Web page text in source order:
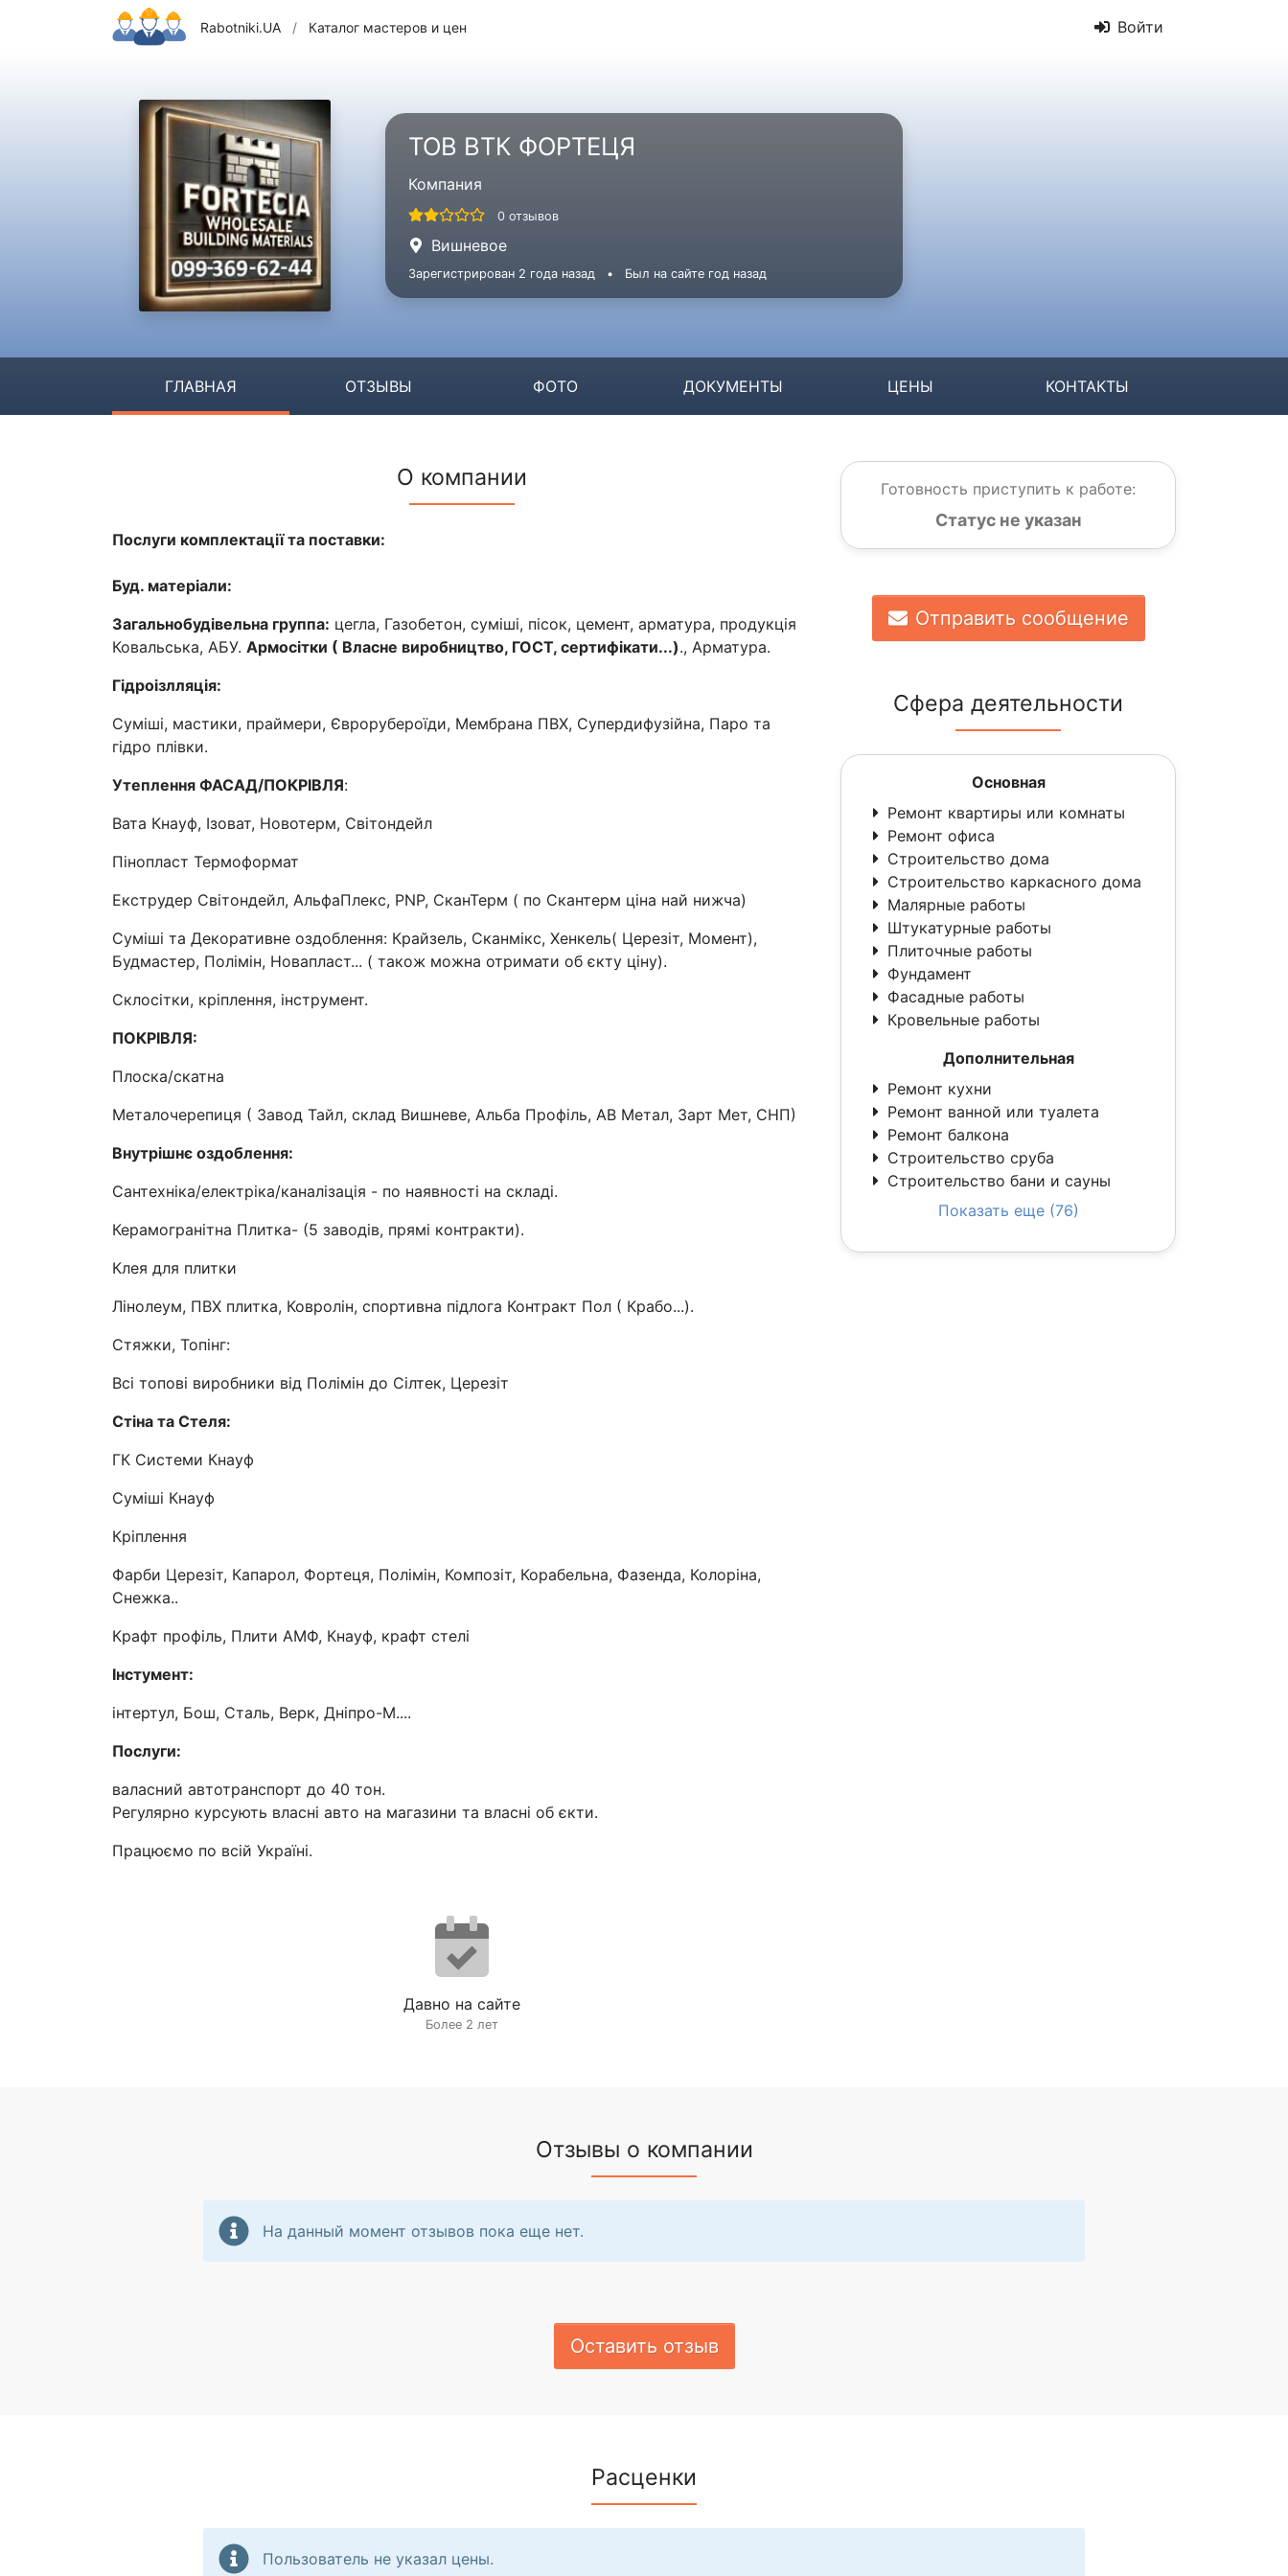
Rabotniki.UA / Каталог мастеров и цен Войти
ТОВ ВТК ФОРТЕЦЯ
Компания
0 отзывов
Вишневое
Зарегистрирован 2 года назад • Был на сайте год назад
ГЛАВНАЯ ОТЗЫВЫ ФОТО ДОКУМЕНТЫ ЦЕНЫ КОНТАКТЫ
О компании
Послуги комплектації та поставки:
Буд. матеріали:
Загальнобудівельна группа: цегла, Газобетон, суміші, пісок, цемент, арматура, продукція
Ковальська, АБУ. Армосітки ( Власне виробництво, ГОСТ, сертифікати...)., Арматура.
Гідроізлляція:
Суміші, мастики, праймери, Єврорубероїди, Мембрана ПВХ, Супердифузійна, Паро та
гідро плівки.
Утеплення ФАСАД/ПОКРІВЛЯ:
Вата Кнауф, Ізоват, Новотерм, Світондейл
Пінопласт Термоформат
Екструдер Світондейл, АльфаПлекс, PNP, СканТерм ( по Скантерм ціна най нижча)
Суміші та Декоративне оздоблення: Крайзель, Сканмікс, Хенкель( Церезіт, Момент),
Будмастер, Полімін, Новапласт... ( також можна отримати об єкту ціну).
Склосітки, кріплення, інструмент.
ПОКРІВЛЯ:
Плоска/скатна
Металочерепиця ( Завод Тайл, склад Вишневе, Альба Профіль, АВ Метал, Зарт Мет, СНП)
Внутрішнє оздоблення:
Сантехніка/електріка/каналізація - по наявності на складі.
Керамогранітна Плитка- (5 заводів, прямі контракти).
Клея для плитки
Лінолеум, ПВХ плитка, Ковролін, спортивна підлога Контракт Пол ( Крабо...).
Стяжки, Топінг:
Всі топові виробники від Полімін до Сілтек, Церезіт
Стіна та Стеля:
ГК Системи Кнауф
Суміші Кнауф
Кріплення
Фарби Церезіт, Капарол, Фортеця, Полімін, Композіт, Корабельна, Фазенда, Колоріна,
Снежка..
Крафт профіль, Плити АМФ, Кнауф, крафт стелі
Інстумент:
інтертул, Бош, Сталь, Верк, Дніпро-М....
Послуги:
валасний автотранспорт до 40 тон.
Регулярно курсують власні авто на магазини та власні об єкти.
Працюємо по всій Україні.
Давно на сайте
Более 2 лет
Готовность приступить к работе:
Статус не указан
Отправить сообщение
Сфера деятельности
Основная
Ремонт квартиры или комнаты
Ремонт офиса
Строительство дома
Строительство каркасного дома
Малярные работы
Штукатурные работы
Плиточные работы
Фундамент
Фасадные работы
Кровельные работы
Дополнительная
Ремонт кухни
Ремонт ванной или туалета
Ремонт балкона
Строительство сруба
Строительство бани и сауны
Показать еще (76)
Отзывы о компании
На данный момент отзывов пока еще нет.
Оставить отзыв
Расценки
Пользователь не указал цены.